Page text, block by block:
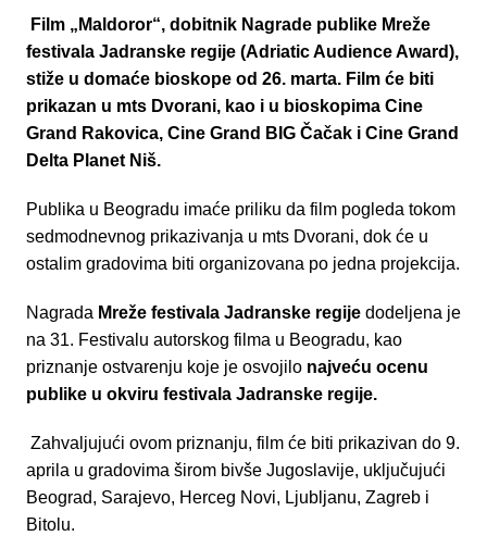
Film „Maldoror“, dobitnik Nagrade publike Mreže
festivala Jadranske regije (Adriatic Audience Award),
stiže u domaće bioskope od 26. marta. Film će biti
prikazan u mts Dvorani, kao i u bioskopima Cine
Grand Rakovica, Cine Grand BIG Čačak i Cine Grand
Delta Planet Niš.
Publika u Beogradu imaće priliku da film pogleda tokom
sedmodnevnog prikazivanja u mts Dvorani, dok će u
ostalim gradovima biti organizovana po jedna projekcija.
Nagrada Mreže festivala Jadranske regije dodeljena je
na 31. Festivalu autorskog filma u Beogradu, kao
priznanje ostvarenju koje je osvojilo najveću ocenu
publike u okviru festivala Jadranske regije.
Zahvaljujući ovom priznanju, film će biti prikazivan do 9.
aprila u gradovima širom bivše Jugoslavije, uključujući
Beograd, Sarajevo, Herceg Novi, Ljubljanu, Zagreb i
Bitolu.